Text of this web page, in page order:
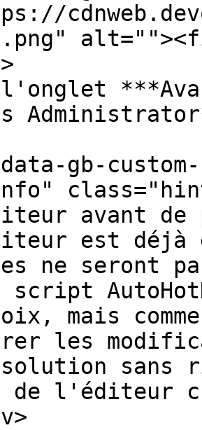
l'onglet
avant de
est déjà
ne seront
script
mais
les
solution sans
l'éditeur